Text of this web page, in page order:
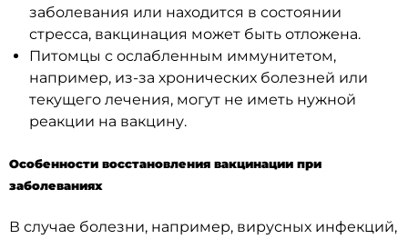
заболевания или находится в состоянии
стресса, вакцинация может быть отложена.
Питомцы с ослабленным иммунитетом,
например, из-за хронических болезней или
текущего лечения, могут не иметь нужной
реакции на вакцину.
Особенности восстановления вакцинации при
заболеваниях
В случае болезни, например, вирусных инфекций,